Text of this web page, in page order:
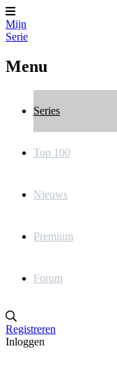
Mijn
Serie
Menu
Series
Top 100
Nieuws
Premium
Forum
Registreren
Inloggen